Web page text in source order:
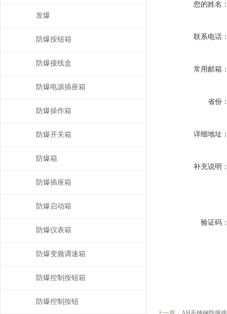
您的姓名
联系电话
常用邮箱
省份
详细地址
补充说明
验证码
发爆
防爆按钮箱
防爆接线盒
防爆电源插座箱
防爆操作箱
防爆开关箱
防爆箱
防爆插座箱
防爆启动箱
防爆仪表箱
防爆变频调速箱
防爆控制按钮箱
防爆控制按钮